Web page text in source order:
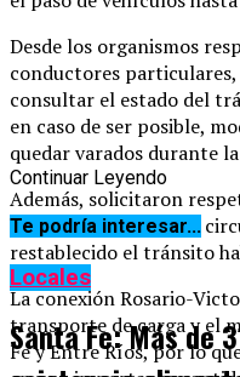
Desde los organismos
conductores
consultar el estado del
en caso de ser posible,
quedar varados durante
Además, solicitaron
apostado en la zona y
restablecido el tránsito
La conexión Rosario-
transporte de carga y el
Fe y Entre Ríos, por lo
Continuar Leyendo
Te podría interesar...
Locales
Santa Fe: Más de